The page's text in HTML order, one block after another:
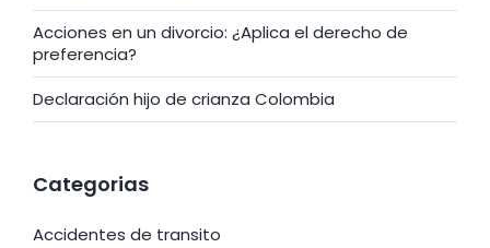
Acciones en un divorcio: ¿Aplica el derecho de
preferencia?
Declaración hijo de crianza Colombia
Categorias
Accidentes de transito